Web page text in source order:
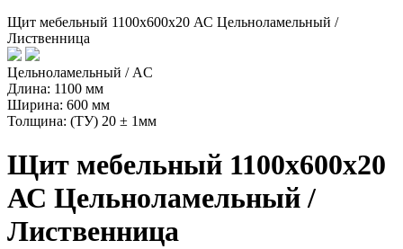
Щит мебельный 1100х600х20 АС Цельноламельный /
Лиственница
Цельноламельный / AC
Длина: 1100 мм
Ширина: 600 мм
Толщина: (ТУ) 20 ± 1мм
Щит мебельный 1100х600х20
АС Цельноламельный /
Лиственница